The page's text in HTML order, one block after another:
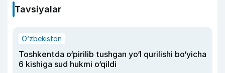
Tavsiyalar
O‘zbekiston
Toshkentda o‘pirilib tushgan yo‘l qurilishi bo‘yicha
6 kishiga sud hukmi o‘qildi